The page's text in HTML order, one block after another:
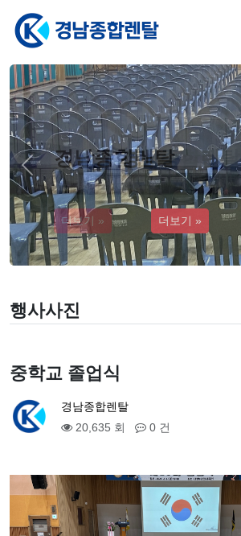
경남종합렌탈
더보기 »
Previous
행사사진
중학교 졸업식
경남종합렌탈
20,635 회
0 건